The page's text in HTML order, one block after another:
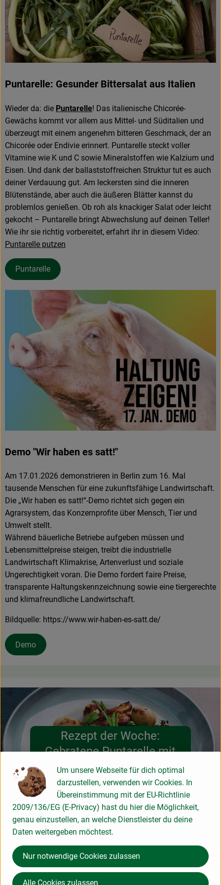
Puntarelle: Gesunder Bittersalat aus Italien
Wieder da: die Puntarelle! Das italienische Chicorée-
Gewächs kommt vor allem aus Mittel- und Süditalien und
überzeugt mit einem angenehm bitteren Geschmack, der an
Chicorée oder Endivie erinnert. Puntarelle steckt voller
Vitamine wie K und C sowie Mineralstoffen wie Kalzium und
Eisen. Und dank der ballaststoffreichen Struktur tut es auch
deiner Verdauung gut. Am leckersten sind die inneren
Blütenstände, aber auch die äußeren Blätter kannst du
problemlos genießen. Ob roh als knackiger Salat oder leicht
gekocht – Puntarelle bringt Abwechslung auf deinen Teller!
Wie ihr sie richtig vorbereitet, erfahrt ihr in diesem Video:
Puntarelle putzen
Puntarelle
Demo "Wir haben es satt!"
Am 17.01.2026 demonstrieren in Berlin zum 16. Mal
tausende Menschen für eine zukunftsfähige Landwirtschaft.
Die „Wir haben es satt!“-Demo richtet sich gegen ein
Agrarsystem, das Konzernprofite über Mensch, Tier und
Umwelt stellt.
Während bäuerliche Betriebe aufgeben müssen und
Lebensmittelpreise steigen, treibt die industrielle
Landwirtschaft Klimakrise, Artenverlust und soziale
Ungerechtigkeit voran. Die Demo fordert faire Preise,
transparente Haltungskennzeichnung sowie eine tiergerechte
und klimafreundliche Landwirtschaft.
Bildquelle: https://www.wir-haben-es-satt.de/
Demo
Rezept der Woche:
Gebratene Puntarelle mit
getrockneten Tomaten
Hier findest du noch mehr Ideen zum
Nachkochen:
Um unsere Webseite für dich optimal
darzustellen, verwenden wir Cookies. In
Übereinstimmung mit der EU-Richtlinie
2009/136/EG (E-Privacy) hast du hier die Möglichkeit,
genau einzustellen, an welche Dienstleister du deine
Daten weitergeben möchtest.
Nur notwendige Cookies zulassen
Alle Cookies zulassen